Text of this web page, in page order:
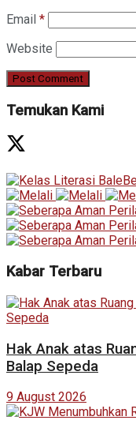
Email *
Website
Temukan Kami
Kabar Terbaru
Hak Anak atas
Balap Sepeda
9 August 2026